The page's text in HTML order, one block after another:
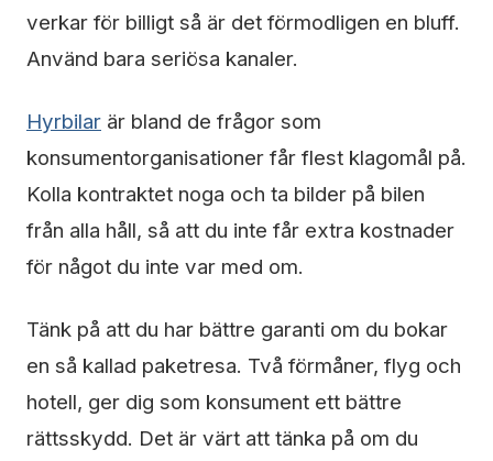
verkar för billigt så är det förmodligen en bluff.
Använd bara seriösa kanaler.
Hyrbilar är bland de frågor som
konsumentorganisationer får flest klagomål på.
Kolla kontraktet noga och ta bilder på bilen
från alla håll, så att du inte får extra kostnader
för något du inte var med om.
Tänk på att du har bättre garanti om du bokar
en så kallad paketresa. Två förmåner, flyg och
hotell, ger dig som konsument ett bättre
rättsskydd. Det är värt att tänka på om du